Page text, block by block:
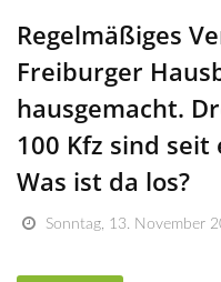
Regelmäßiges
Freiburger
hausgemacht.
100 Kfz sind
Was ist da los?
Sonntag, 13. November